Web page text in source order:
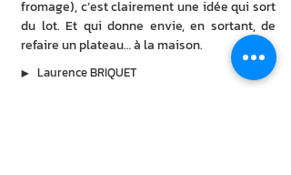
fromage), c’est clairement une idée qui sort
du lot. Et qui donne envie, en sortant, de
refaire un plateau… à la maison.
▶︎ Laurence BRIQUET